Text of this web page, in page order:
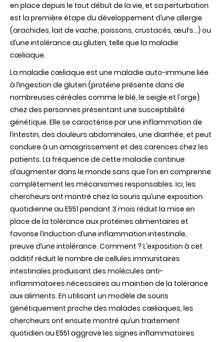
en place depuis le tout début de la vie, et sa perturbation
est la première étape du développement d’une allergie
(arachides, lait de vache, poissons, crustacés, œufs…) ou
d’une intolérance au gluten, telle que la maladie
cœliaque.
La maladie cœliaque est une maladie auto-immune liée
à l’ingestion de gluten (protéine présente dans de
nombreuses céréales comme le blé, le seigle et l'orge)
chez des personnes présentant une susceptibilité
génétique. Elle se caractérise par une inflammation de
l’intestin, des douleurs abdominales, une diarrhée, et peut
conduire à un amaigrissement et des carences chez les
patients. La fréquence de cette maladie continue
d’augmenter dans le monde sans que l’on en comprenne
complètement les mécanismes responsables. Ici, les
chercheurs ont montré chez la souris qu’une exposition
quotidienne au E551 pendant 3 mois réduit la mise en
place de la tolérance aux protéines alimentaires et
favorise l’induction d’une inflammation intestinale,
preuve d’une intolérance. Comment ? L’exposition à cet
additif réduit le nombre de cellules immunitaires
intestinales produisant des molécules anti-
inflammatoires nécessaires au maintien de la tolérance
aux aliments. En utilisant un modèle de souris
génétiquement proche des malades cœliaques, les
chercheurs ont ensuite montré qu’un traitement
quotidien au E551 aggrave les signes inflammatoires